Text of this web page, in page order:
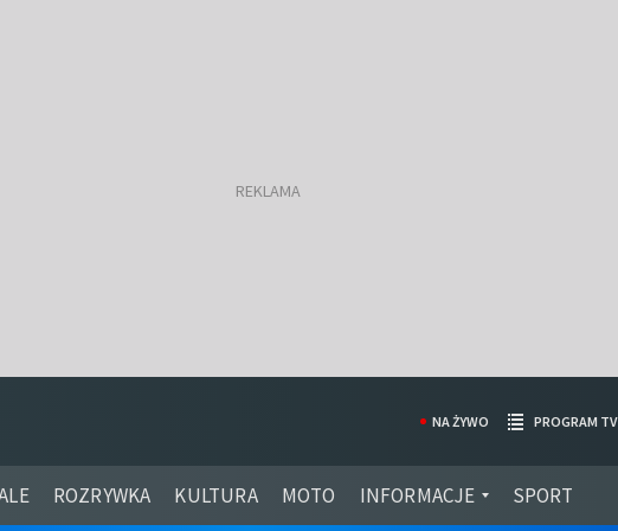
ROZRYWKA KULTURA MOTO INFORMACJE SPORT
NA ŻYWO PROGRAM TV